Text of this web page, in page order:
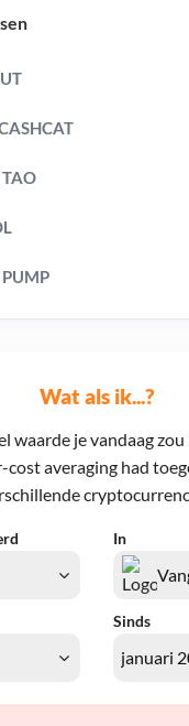
Wat als ik...?
waarde je vandaag
cost averaging had
In
Sinds
TAO
PUMP